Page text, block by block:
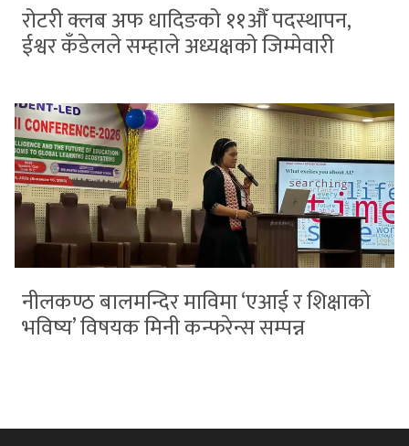
रोटरी क्लब अफ धादिङको ११औँ पदस्थापन,
ईश्वर कँडेलले सम्हाले अध्यक्षको जिम्मेवारी
नीलकण्ठ बालमन्दिर माविमा ‘एआई र शिक्षाको
भविष्य’ विषयक मिनी कन्फरेन्स सम्पन्न